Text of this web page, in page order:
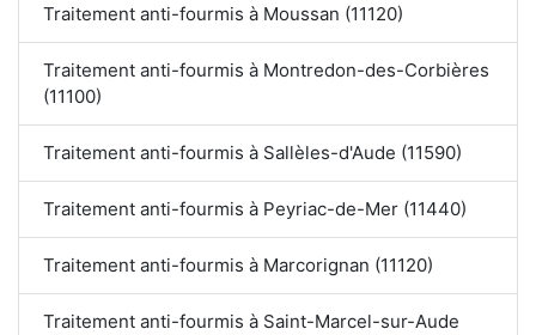
Traitement anti-fourmis à Moussan (11120)
Traitement anti-fourmis à Montredon-des-Corbières
(11100)
Traitement anti-fourmis à Sallèles-d'Aude (11590)
Traitement anti-fourmis à Peyriac-de-Mer (11440)
Traitement anti-fourmis à Marcorignan (11120)
Traitement anti-fourmis à Saint-Marcel-sur-Aude